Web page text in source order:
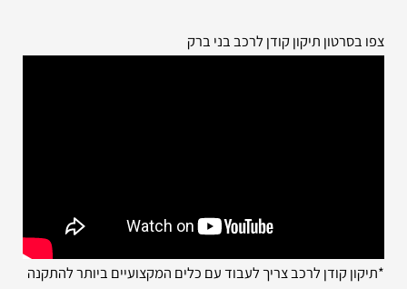
צפו בסרטון תיקון קודן לרכב בני ברק
*תיקון קודן לרכב צריך לעבוד עם כלים המקצועיים ביותר להתקנה